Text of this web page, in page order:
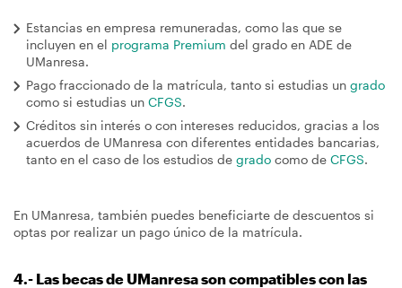
Estancias en empresa remuneradas, como las que se
incluyen en el programa Premium del grado en ADE de
UManresa.
Pago fraccionado de la matrícula, tanto si estudias un grado
como si estudias un CFGS.
Créditos sin interés o con intereses reducidos, gracias a los
acuerdos de UManresa con diferentes entidades bancarias,
tanto en el caso de los estudios de grado como de CFGS.
En UManresa, también puedes beneficiarte de descuentos si
optas por realizar un pago único de la matrícula.
4.- Las becas de UManresa son compatibles con las